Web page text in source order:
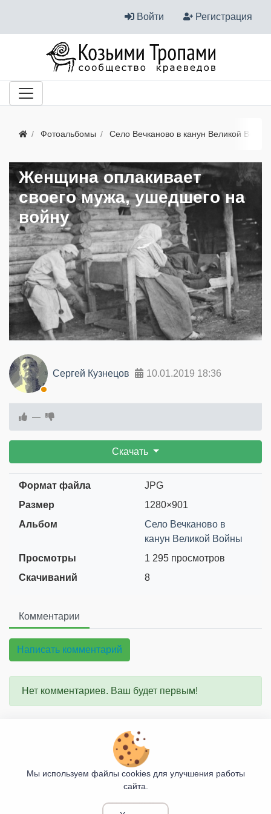
Войти Регистрация
Фотоальбомы Село Вечканово в канун Великой Войны
Женщина оплакивает
своего мужа, ушедшего на
войну
Сергей Кузнецов 10.01.2019 18:36
—
Скачать
Формат файла
JPG
Размер
1280×901
Альбом
Село Вечканово в
канун Великой Войны
Просмотры
1 295 просмотров
Скачиваний
8
Комментарии
Написать комментарий
Нет комментариев. Ваш будет первым!
Правила сайта
© 2017 - 2026
Мы используем файлы cookies для улучшения работы
сайта.